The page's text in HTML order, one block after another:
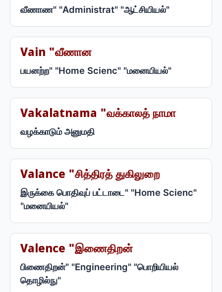
வீணாண" "Administrat" "ஆட்சியியல்"
Vain "வீணான
பயனற்ற" "Home Scienc" "மனையியல்"
Vakalatnama "வக்காலத் நாமா
வழக்காடும் அனுமதி
Valance "சித்திரத் துகிலுறை
இருக்கை பொதிவுப் பட்டாடை" "Home Scienc"
"மனையியல்"
Valence "இணைதிறன்
பிணைதிறன்" "Engineering" "பொறியியல்
தொழில்நு"